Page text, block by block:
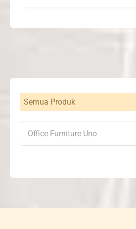
Semua Produk